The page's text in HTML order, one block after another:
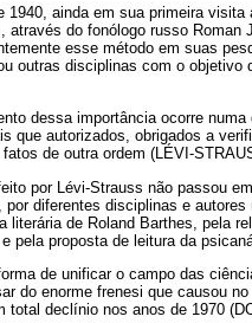
1940, ainda em sua primeira
através do fonólogo russo
esse método em suas
outras disciplinas com o
dessa importância ocorre
que autorizados, obrigados a
de outra ordem (LÉVI-
por Lévi-Strauss não passou
diferentes disciplinas e
literária de Roland Barthes, pela
pela proposta de leitura da
de unificar o campo das
do enorme frenesi que causou
total declínio nos anos de 1970